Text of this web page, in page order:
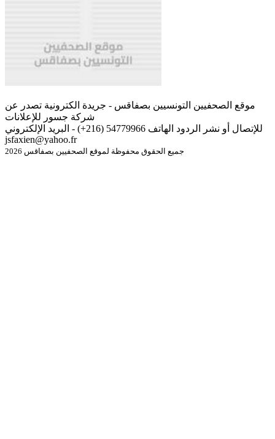
موقع الصحفيين التونسيين بصفاقس - جريدة الكترونية تصدر عن
شركة جسور للإعلانات
للإتصال أو نشر الردود الهاتف 54779966 (216+) - البريد الإلكتروني
jsfaxien@yahoo.fr
جميع الحقوق محفوظة لموقع الصحفيين بصفاقس 2026